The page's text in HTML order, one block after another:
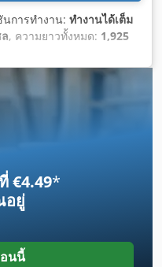
การทำงาน: ทำงานได้เต็ม
, ความยาวทั้งหมด: 1,925
งอาคาร:
สร้าง:1,110 มม,
€4.49*
อยู่
นนี้